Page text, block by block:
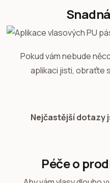
Pokud vám nebude
aplikaci jisti, obraťte
Nejčastější dotazy
Péče o